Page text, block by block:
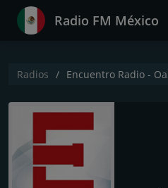
Radio FM México
Radios Encuentro Radio -